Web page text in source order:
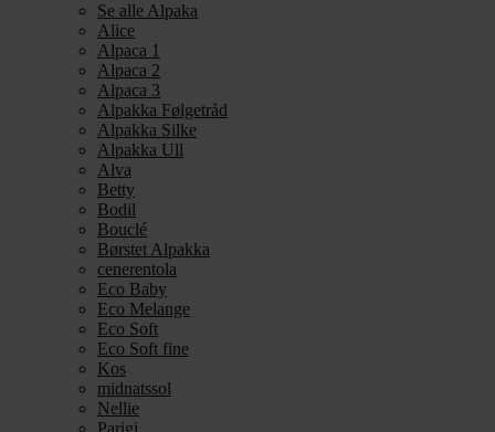
Se alle Alpaka
Alice
Alpaca 1
Alpaca 2
Alpaca 3
Alpakka Følgetråd
Alpakka Silke
Alpakka Ull
Alva
Betty
Bodil
Bouclé
Børstet Alpakka
cenerentola
Eco Baby
Eco Melange
Eco Soft
Eco Soft fine
Kos
midnatssol
Nellie
Parigi